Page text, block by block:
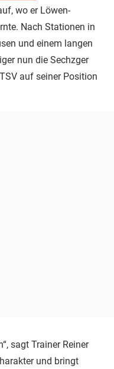
wo er Löwen-
Nach Stationen in
und einem langen
nun die Sechzger
auf seiner Position
sagt Trainer Reiner
und bringt